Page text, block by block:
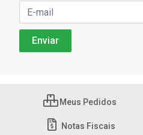
Meus Pedidos
Notas Fiscais